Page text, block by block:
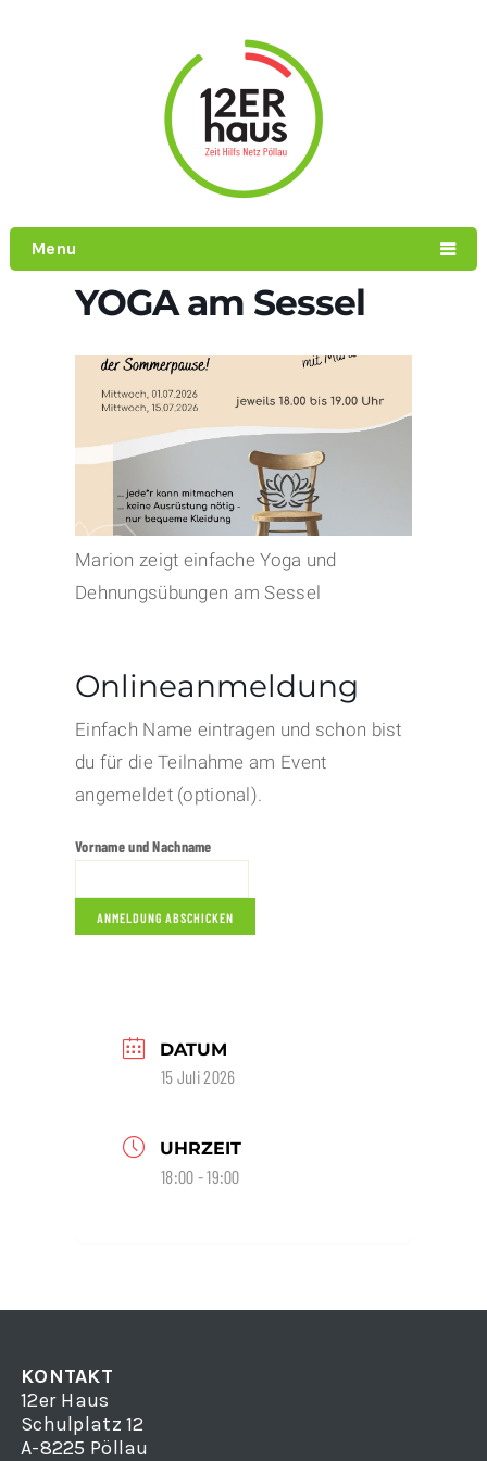
Menu
YOGA am Sessel
Marion zeigt einfache Yoga und
Dehnungsübungen am Sessel
Onlineanmeldung
Einfach Name eintragen und schon bist
du für die Teilnahme am Event
angemeldet (optional).
Vorname und Nachname
DATUM
15 Juli 2026
UHRZEIT
18:00 - 19:00
KONTAKT
12er Haus
Schulplatz 12
A-8225 Pöllau